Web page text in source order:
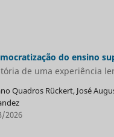
do ensino
de uma experiência
Quadros Rückert, José
2026